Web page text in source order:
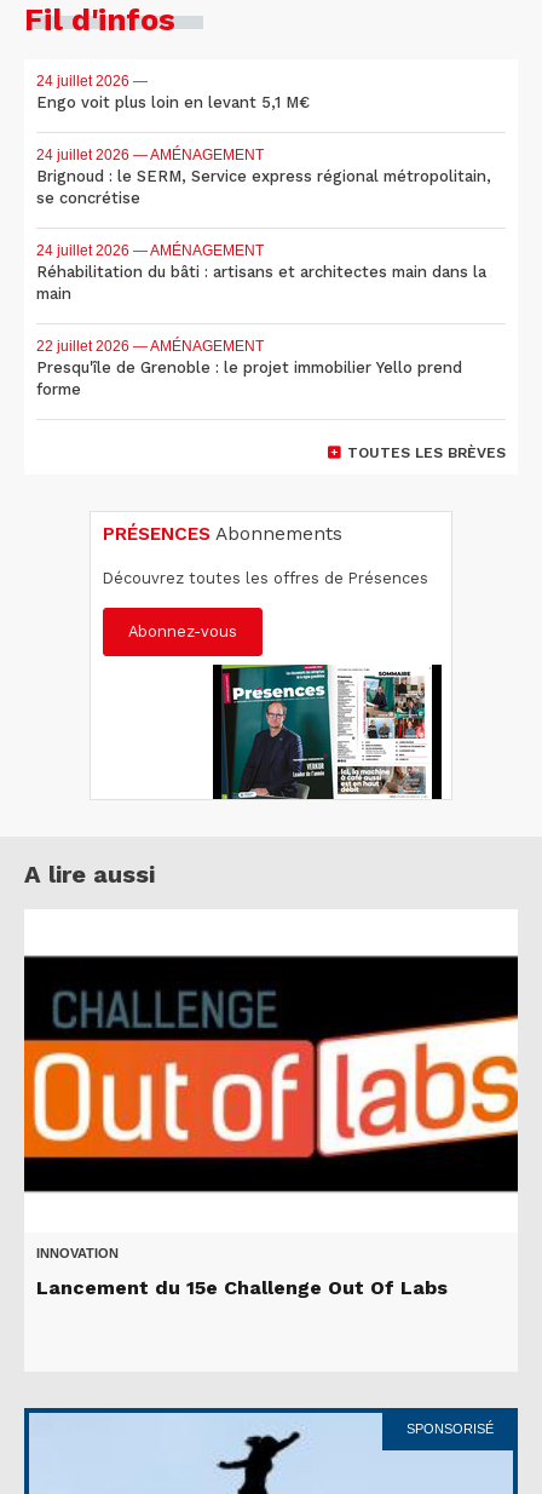
Fil d'infos
24 juillet 2026 —
Engo voit plus loin en levant 5,1 M€
24 juillet 2026 — AMÉNAGEMENT
Brignoud : le SERM, Service express régional métropolitain,
se concrétise
24 juillet 2026 — AMÉNAGEMENT
Réhabilitation du bâti : artisans et architectes main dans la
main
22 juillet 2026 — AMÉNAGEMENT
Presqu'île de Grenoble : le projet immobilier Yello prend
forme
TOUTES LES BRÈVES
PRÉSENCES Abonnements
Découvrez toutes les offres de Présences
Abonnez-vous
A lire aussi
INNOVATION
Lancement du 15e Challenge Out Of Labs
SPONSORISÉ